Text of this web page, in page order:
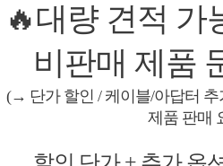
🔥대량 견적 가
비판매 제품
(→ 단가 할인 / 케이블/아답터 추
제품 판매